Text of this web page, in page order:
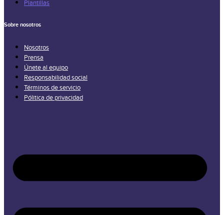
Plantillas
Sobre nosotros
Nosotros
Prensa
Únete al equipo
Responsabilidad social
Términos de servicio
Pólitica de privacidad